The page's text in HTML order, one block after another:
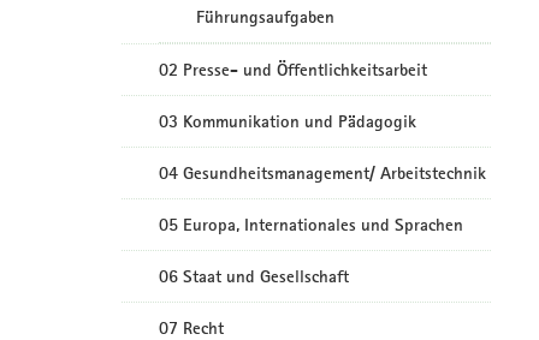
Führungsaufgaben
02 Presse- und Öffentlichkeitsarbeit
03 Kommunikation und Pädagogik
04 Gesundheitsmanagement/ Arbeitstechnik
05 Europa, Internationales und Sprachen
06 Staat und Gesellschaft
07 Recht